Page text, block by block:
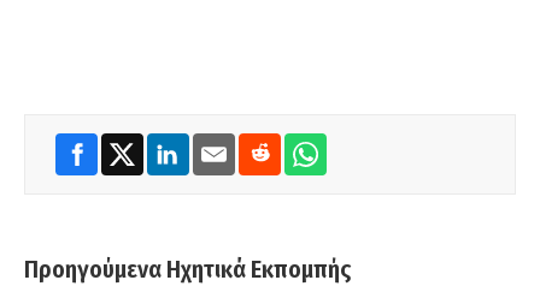
Προηγούμενα Ηχητικά Εκπομπής